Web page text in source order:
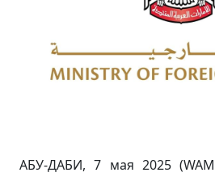
АБУ-ДАБИ, 7 мая 2025